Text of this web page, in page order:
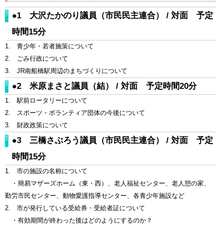
●1 大沢たかのり議員（市民民主連合） / 対面 予定
時間15分
1. 青少年・若者施策について
2. ごみ行政について
3. JR南船橋駅周辺のまちづくりについて
●2 米原まさと議員（結） / 対面 予定時間20分
1. 駅前ロータリーについて
2. スポーツ・ボランティア団体の今後について
3. 財政政策について
●3 三橋さぶろう議員（市民民主連合） / 対面 予定
時間15分
1. 市の施設の名称について
・簡易マザーズホーム（東・西）、老人福祉センター、老人憩の家、
勤労市民センター、動物愛護指導センター、各青少年施設など
2. 市が発行している受給券・受給者証について
・有効期間が終わった後はどのようにするのか？